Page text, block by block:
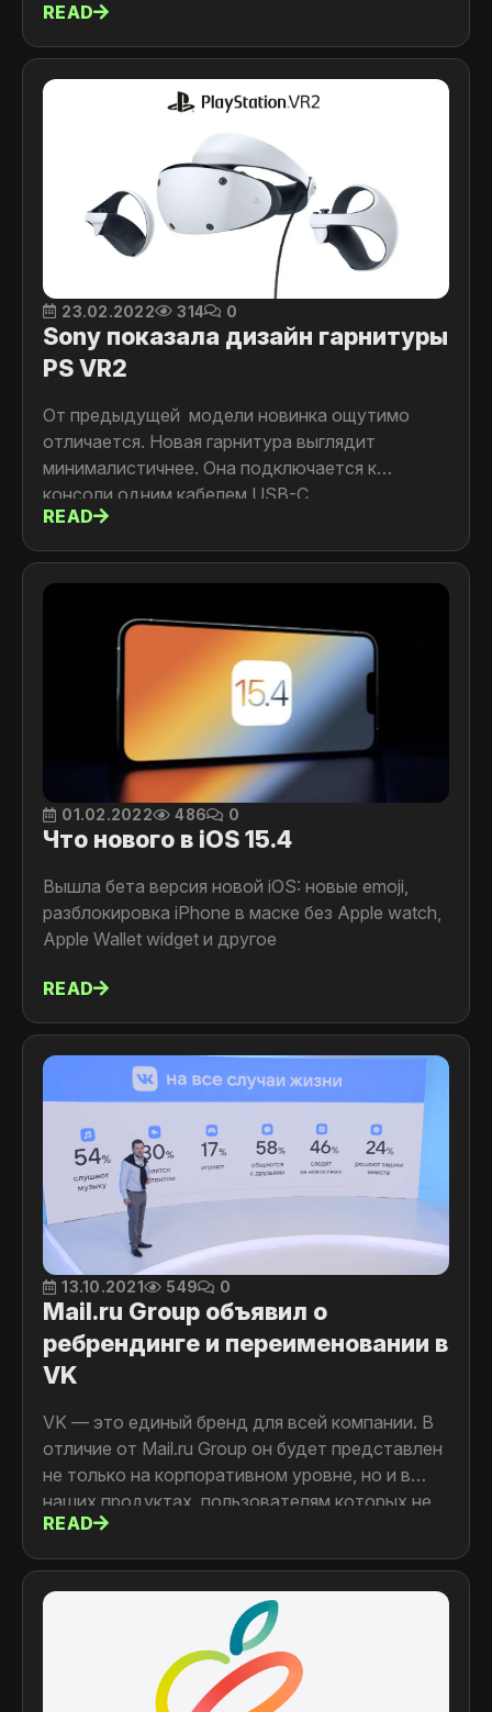
READ
23.02.2022 314 0
Sony показала дизайн гарнитуры
PS VR2
От предыдущей модели новинка ощутимо
отличается. Новая гарнитура выглядит
минималистичнее. Она подключается к
консоли одним кабелем USB-C.
READ
01.02.2022 486 0
Что нового в iOS 15.4
Вышла бета версия новой iOS: новые emoji,
разблокировка iPhone в маске без Apple watch,
Apple Wallet widget и другое
READ
13.10.2021 549 0
Mail.ru Group объявил о
ребрендинге и переименовании в
VK
VK — это единый бренд для всей компании. В
отличие от Mail.ru Group он будет представлен
не только на корпоративном уровне, но и в
наших продуктах, пользователям которых не
всегда была очевидна их связь между собой
READ